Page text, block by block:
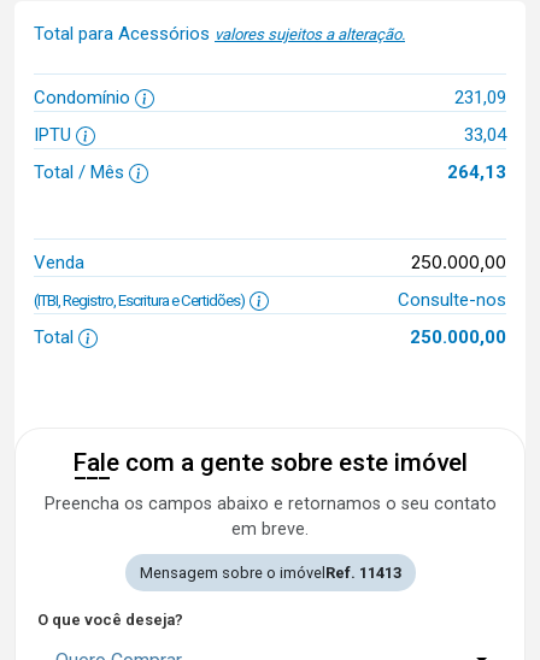
Total para Acessórios valores sujeitos a alteração.
Condomínio
231,09
IPTU
33,04
Total / Mês
264,13
Venda 250.000,00
(ITBI, Registro, Escritura e Certidões)
Consulte-nos
Total
250.000,00
Fale com a gente sobre este imóvel
Preencha os campos abaixo e retornamos o seu contato
em breve.
Mensagem sobre o imóvel Ref. 11413
O que você deseja?